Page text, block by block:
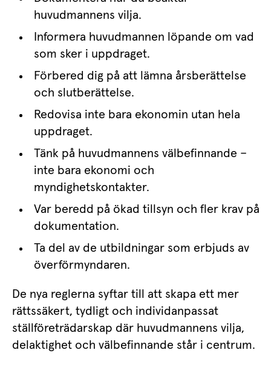
huvudmannens vilja.
Informera huvudmannen löpande om vad
som sker i uppdraget.
Förbered dig på att lämna årsberättelse
och slutberättelse.
Redovisa inte bara ekonomin utan hela
uppdraget.
Tänk på huvudmannens välbefinnande –
inte bara ekonomi och
myndighetskontakter.
Var beredd på ökad tillsyn och fler krav på
dokumentation.
Ta del av de utbildningar som erbjuds av
överförmyndaren.
De nya reglerna syftar till att skapa ett mer
rättssäkert, tydligt och individanpassat
ställföreträdarskap där huvudmannens vilja,
delaktighet och välbefinnande står i centrum.